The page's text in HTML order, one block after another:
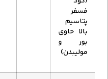
فسفر
پتاسیم
بالا حاوی
بور و
مولیبدن)